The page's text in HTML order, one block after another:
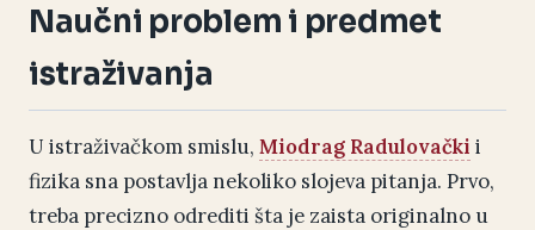
Naučni problem i predmet
istraživanja
U istraživačkom smislu, Miodrag Radulovački i
fizika sna postavlja nekoliko slojeva pitanja. Prvo,
treba precizno odrediti šta je zaista originalno u